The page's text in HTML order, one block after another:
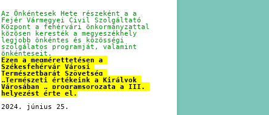
Az Önkéntesek Hete részeként a a
Fejér Vármegyei Civil Szolgáltató
Központ a fehérvári önkormányzattal
közösen keresték a megyeszékhely
legjobb önkéntes és közösségi
szolgálatos programját, valamint
önkénteseit.
Ezen a megmérettetésen a
Székesfehérvár Városi
Természetbarát Szövetség
„Természeti értékeink a Királyok
Városában „ programsorozata a III.
helyezést érte el.
2024. június 25.